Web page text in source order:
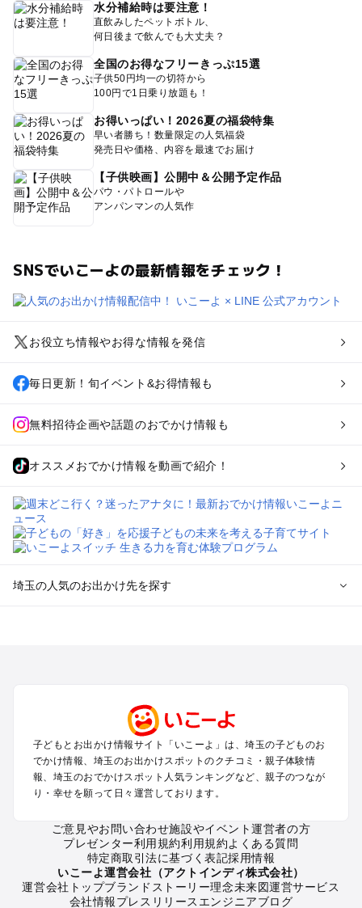
水分補給時は要注意！
直飲みしたペットボトル、
何日後まで飲んでも大丈夫？
全国のお得なフリーきっぷ15選
子供50円均一の切符から
100円で1日乗り放題も！
お得いっぱい！2026夏の福袋特集
早い者勝ち！数量限定の人気福袋
発売日や価格、内容を最速でお届け
【子供映画】公開中＆公開予定作品
パウ・パトロールや
アンパンマンの人気作
SNSでいこーよの最新情報をチェック！
お役立ち情報やお得な情報を発信
毎日更新！旬イベント&お得情報も
無料招待企画や話題のおでかけ情報も
オススメおでかけ情報を動画で紹介！
埼玉の人気のお出かけ先を探す
秩父・長瀞のプールお出かけ
川口・戸田・和光・朝霞のプールお出かけ
飯能・坂戸・東松山・日高のプールお出かけ
久喜・行田・加須・羽生のプールお出かけ
熊谷・太田・足利・古河のプールお出かけ
埼玉の定番お出かけスポット
埼玉の遊園地
埼玉の動物園
子どもとお出かけ情報サイト「いこーよ」は、埼玉の子どものお
でかけ情報、埼玉のお出かけスポットのクチコミ・親子体験情
報、埼玉のおでかけスポット人気ランキングなど、親子のつなが
り・幸せを願って日々運営しております。
ご意見やお問い合わせ施設やイベント運営者の方
プレゼンター利用規約利用規約よくある質問
特定商取引法に基づく表記採用情報
いこーよ運営会社（アクトインディ株式会社）
運営会社トップブランドストーリー理念未来図運営サービス
会社情報プレスリリース エンジニアブログ